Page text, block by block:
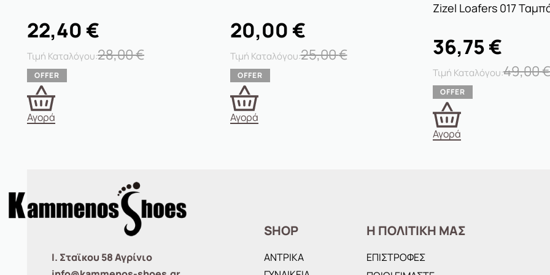
28,00€
22,40 €
Αγορά
25,00€
20,00 €
Αγορά
Zizel Loafers 017
49,00€
36,75€
Αγορά
Ι. Σταϊκου 58 Αγρίνιο
SHOP
ΑΝΤΡΙΚΑ
Η ΠΟΛΙΤΙΚΗ ΜΑΣ
ΕΠΙΣΤΡΟΦΕΣ